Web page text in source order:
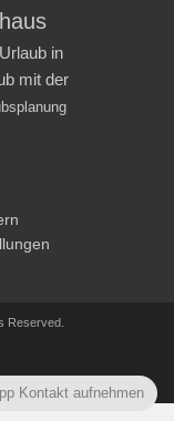
Urlaub in
mit der
Reserved.
Kontakt aufnehmen